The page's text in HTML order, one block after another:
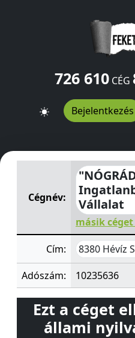
726 610CÉG
Bejelentkezés
"NÓGRÁD"
Cégnév:
Vállalat
másik
Cím: 8380 Hévíz
Adószám: 10235636
Ezt a céget
állami